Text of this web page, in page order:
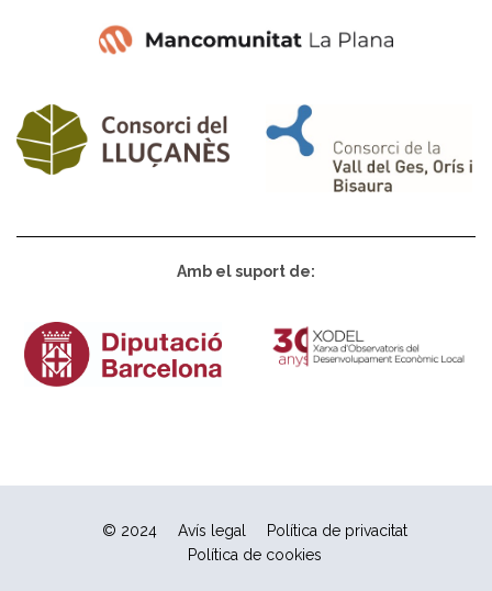
Amb el suport de:
© 2024 Avís legal
Política de privacitat
Política de cookies